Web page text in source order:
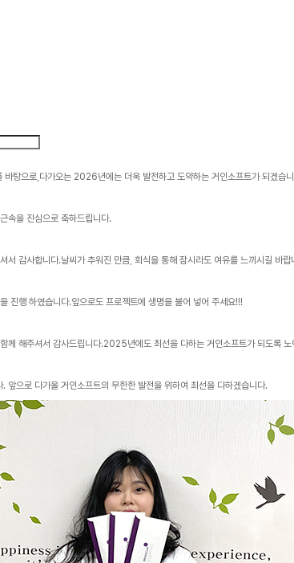
탕으로,다가오는 2026년에는 더욱 발전하고 도약하는 거인소프트가 되겠습
속을 진심으로 축하드립니다.
서 감사합니다.날씨가 추워진 만큼, 회식을 통해 잠시라도 여유를 느끼시길 바랍
진행 하였습니다.앞으로도 프로젝트에 생명을 불어 넣어 주세요!!!
해주셔서 감사드립니다.2025년에도 최선을 다하는 거인소프트가 되도록 노
앞으로 다가올 거인소프트의 무한한 발전을 위하여 최선을 다하겠습니다.